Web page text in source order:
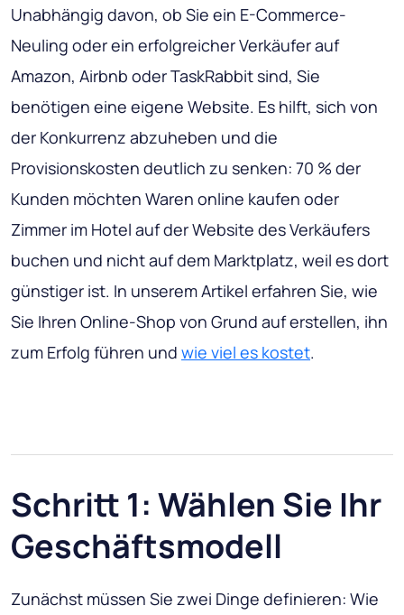
Unabhängig davon, ob Sie ein E-Commerce-
Neuling oder ein erfolgreicher Verkäufer auf
Amazon, Airbnb oder TaskRabbit sind, Sie
benötigen eine eigene Website. Es hilft, sich von
der Konkurrenz abzuheben und die
Provisionskosten deutlich zu senken: 70 % der
Kunden möchten Waren online kaufen oder
Zimmer im Hotel auf der Website des Verkäufers
buchen und nicht auf dem Marktplatz, weil es dort
günstiger ist. In unserem Artikel erfahren Sie, wie
Sie Ihren Online-Shop von Grund auf erstellen, ihn
zum Erfolg führen und wie viel es kostet.
Schritt 1: Wählen Sie Ihr
Geschäftsmodell
Zunächst müssen Sie zwei Dinge definieren: Wie